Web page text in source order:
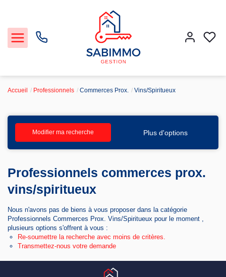
Notre Service Gestion et Location
Vendre
Faire gérer
Agence
Accueil Professionnels Commerces Prox. Vins/Spiritueux
Modifier ma recherche Plus d'options
Professionnels commerces prox.
vins/spiritueux
Nous n'avons pas de biens à vous proposer dans la catégorie
Professionnels Commerces Prox. Vins/Spiritueux pour le moment ,
plusieurs options s'offrent à vous :
Re-soumettre la recherche avec moins de critères.
Transmettez-nous votre demande